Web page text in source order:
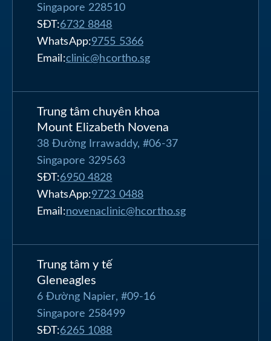
Singapore 228510
SĐT:6732 8848
WhatsApp:9755 5366
Email:clinic@hcortho.sg
Trung tâm chuyên khoa
Mount Elizabeth Novena
38 Đường Irrawaddy, #06-37
Singapore 329563
SĐT:6950 4828
WhatsApp:9723 0488
Email:novenaclinic@hcortho.sg
Trung tâm y tế
Gleneagles
6 Đường Napier, #09-16
Singapore 258499
SĐT:6265 1088